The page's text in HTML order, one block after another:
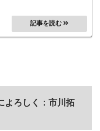
よろしく：市川拓